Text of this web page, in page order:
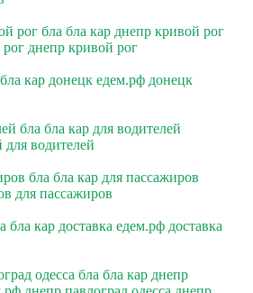
рог бла бла кар днепр кривой рог
днепр кривой рог
кар донецк едем.рф донецк
бла бла кар для водителей
для водителей
бла бла кар для пассажиров
для пассажиров
бла кар доставка едем.рф доставка
одесса бла бла кар днепр